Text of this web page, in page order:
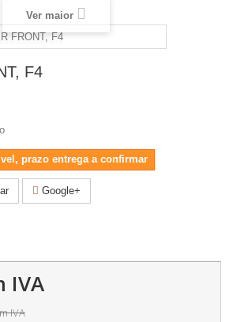
Ver maior
F4
prazo entrega a confirmar
Google+
IVA
IVA